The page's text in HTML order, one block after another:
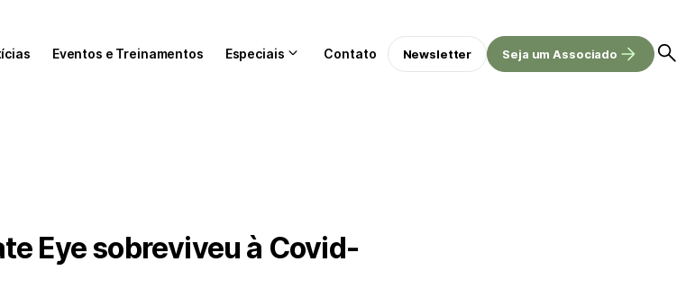
Eventos e Treinamentos Especiais Contato Newsletter Seja um Associado
Eye sobreviveu à Covid-